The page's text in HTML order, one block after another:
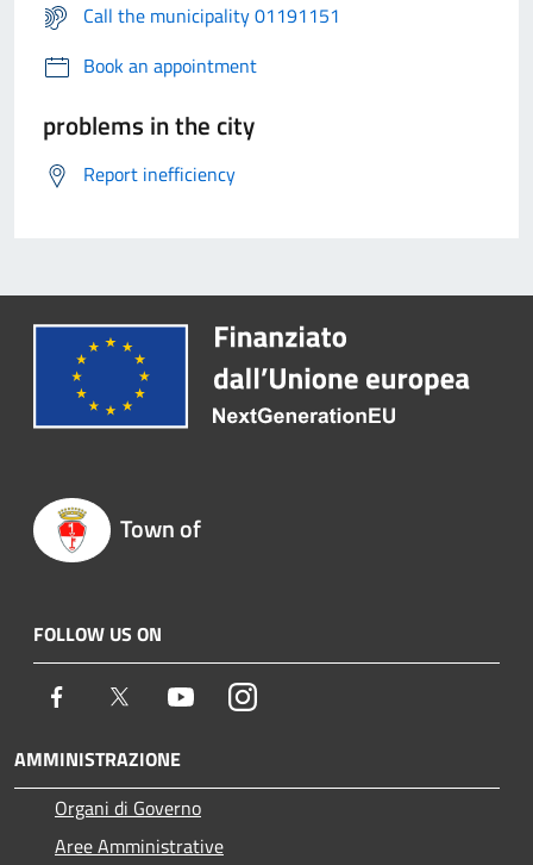
Call the municipality 01191151
Book an appointment
problems in the city
Report inefficiency
Town of
FOLLOW US ON
Facebook Twitter YoutubeInstagram
AMMINISTRAZIONE
Organi di Governo
Aree Amministrative